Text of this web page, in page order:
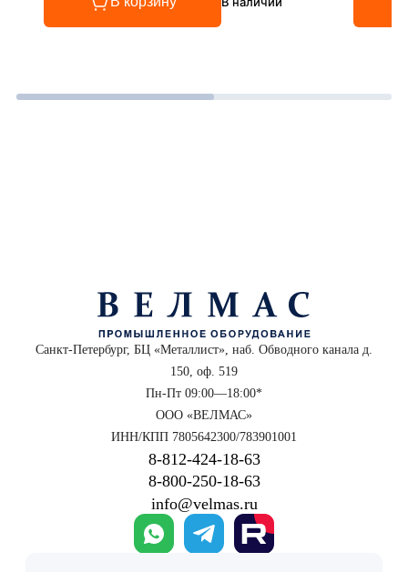
Санкт-Петербург, БЦ «Металлист», наб. Обводного канала д.
150, оф. 519
Пн-Пт 09:00—18:00*
ООО «ВЕЛМАС»
ИНН/КПП 7805642300/783901001
8‑812‑424‑18‑63
8‑800‑250‑18‑63
info@velmas.ru